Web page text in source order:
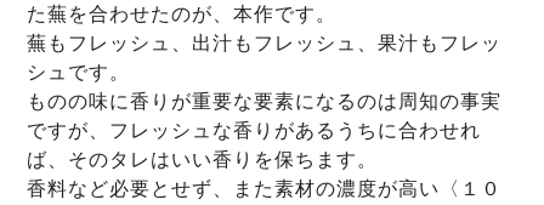
た蕪を合わせたのが、本作です。
蕪もフレッシュ、出汁もフレッシュ、果汁もフレッ
シュです。
ものの味に香りが重要な要素になるのは周知の事実
ですが、フレッシュな香りがあるうちに合わせれ
ば、そのタレはいい香りを保ちます。
香料など必要とせず、また素材の濃度が高い〈１０